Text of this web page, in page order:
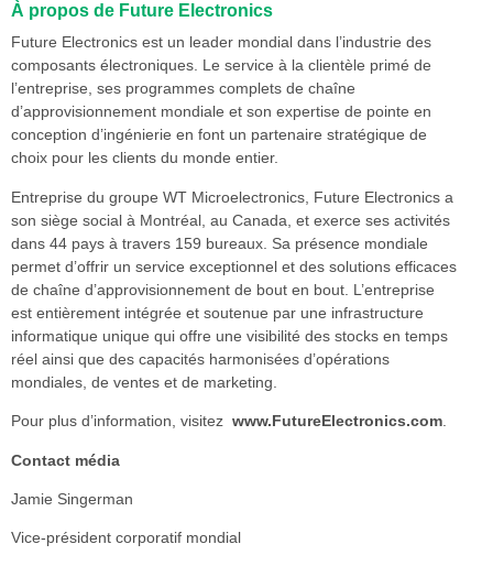
À propos de Future Electronics
Future Electronics est un leader mondial dans l’industrie des
composants électroniques. Le service à la clientèle primé de
l’entreprise, ses programmes complets de chaîne
d’approvisionnement mondiale et son expertise de pointe en
conception d’ingénierie en font un partenaire stratégique de
choix pour les clients du monde entier.
Entreprise du groupe WT Microelectronics, Future Electronics a
son siège social à Montréal, au Canada, et exerce ses activités
dans 44 pays à travers 159 bureaux. Sa présence mondiale
permet d’offrir un service exceptionnel et des solutions efficaces
de chaîne d’approvisionnement de bout en bout. L’entreprise
est entièrement intégrée et soutenue par une infrastructure
informatique unique qui offre une visibilité des stocks en temps
réel ainsi que des capacités harmonisées d’opérations
mondiales, de ventes et de marketing.
Pour plus d’information, visitez www.FutureElectronics.com
Contact média
Jamie Singerman
Vice-président corporatif mondial